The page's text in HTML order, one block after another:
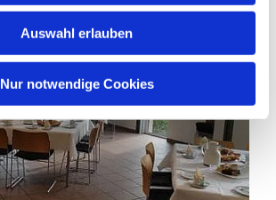
Auswahl erlauben
Nur notwendige Cookies